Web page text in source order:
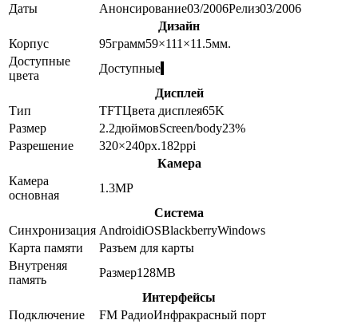
Даты
Анонсирование03/2006Релиз03/2006
Дизайн
Корпус
95грамм59×111×11.5мм.
Доступные
цвета
Доступные
Дисплей
Тип
TFTЦвета дисплея65K
Размер
2.2дюймовScreen/body23%
Разрешение
320×240px.182ppi
Камера
Камера
основная
1.3MP
Система
Синхронизация AndroidiOSBlackberryWindows
Карта памяти
Разъем для карты
Внутреняя
память
Размер128MB
Интерфейсы
Подключение
FM РадиоИнфракрасный порт